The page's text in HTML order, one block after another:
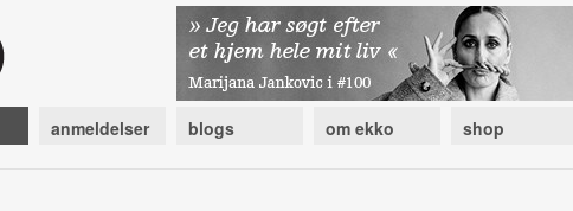
anmeldelser blogs om ekko shop